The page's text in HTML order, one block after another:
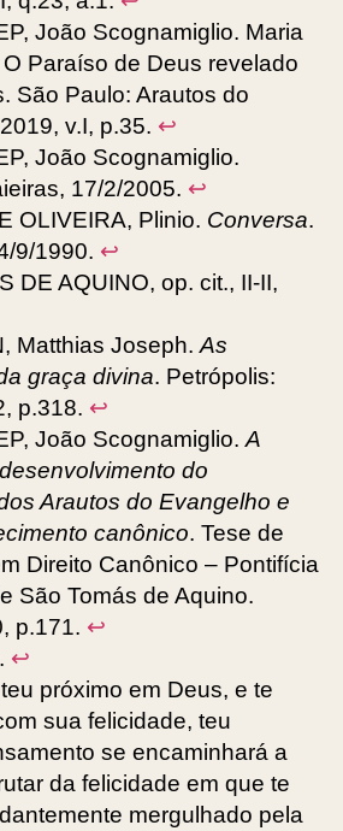
João Scognamiglio. Maria
Paraíso de Deus revelado
São Paulo: Arautos do
v.I, p.35. ↩︎
João Scognamiglio.
17/2/2005. ↩︎
OLIVEIRA, Plinio. Conversa.
9/1990. ↩︎
DE AQUINO, op. cit., II-II,
Matthias Joseph. As
graça divina. Petrópolis:
p.318. ↩︎
João Scognamiglio. A
do
Arautos do Evangelho e
canônico. Tese de
Direito Canônico – Pontifícia
São Tomás de Aquino.
p.171. ↩︎
↩︎
próximo em Deus, e te
sua felicidade, teu
se encaminhará a
da felicidade em que te
mergulhado pela